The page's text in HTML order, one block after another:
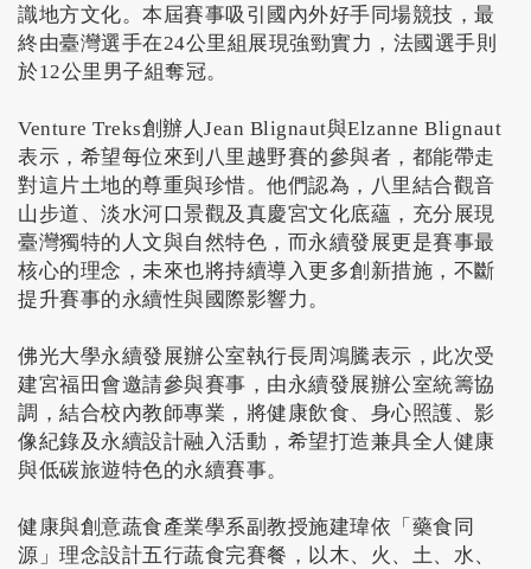
識地方文化。本屆賽事吸引國內外好手同場競技，最
終由臺灣選手在24公里組展現強勁實力，法國選手則
於12公里男子組奪冠。
Venture Treks創辦人Jean Blignaut與Elzanne Blignaut
表示，希望每位來到八里越野賽的參與者，都能帶走
對這片土地的尊重與珍惜。他們認為，八里結合觀音
山步道、淡水河口景觀及真慶宮文化底蘊，充分展現
臺灣獨特的人文與自然特色，而永續發展更是賽事最
核心的理念，未來也將持續導入更多創新措施，不斷
提升賽事的永續性與國際影響力。
佛光大學永續發展辦公室執行長周鴻騰表示，此次受
建宮福田會邀請參與賽事，由永續發展辦公室統籌協
調，結合校內教師專業，將健康飲食、 身心照護、影
像紀錄及永續設計融入活動，希望打造兼具全人健康
與低碳旅遊特色的永續賽事。
健康與創意蔬食產業學系副教授施建瑋依「藥食同
源」理念設計五行蔬食完賽餐，以木、火、土、水、